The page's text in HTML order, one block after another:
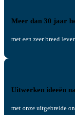
Meer dan 30 jaar
met een zeer breed
Uitwerken ideeën
met onze uitgebreide